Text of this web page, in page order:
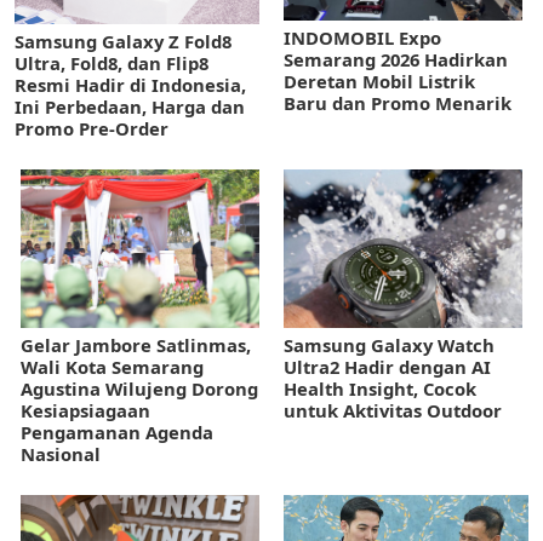
Samsung Galaxy Z Fold8
Ultra, Fold8, dan Flip8
Resmi Hadir di Indonesia,
Ini Perbedaan, Harga dan
Promo Pre-Order
INDOMOBIL Expo
Semarang 2026 Hadirkan
Deretan Mobil Listrik
Baru dan Promo Menarik
Gelar Jambore Satlinmas,
Wali Kota Semarang
Agustina Wilujeng Dorong
Kesiapsiagaan
Pengamanan Agenda
Nasional
Samsung Galaxy Watch
Ultra2 Hadir dengan AI
Health Insight, Cocok
untuk Aktivitas Outdoor